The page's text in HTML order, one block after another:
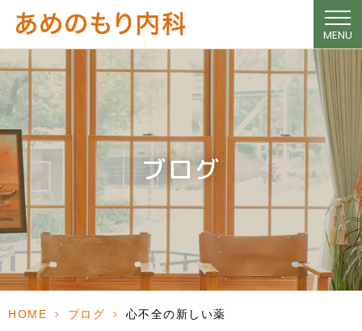
MENU
ブログ
HOME > ブログ > 心不全の新しい薬